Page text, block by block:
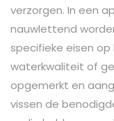
verzorgen. In een
nauwlettend
specifieke eisen
waterkwaliteit of
opgemerkt en
vissen de